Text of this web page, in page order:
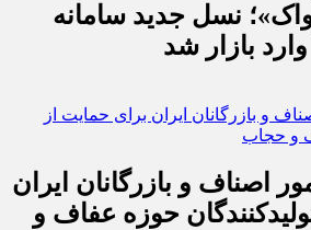
نسل جدید سامانه
اصناف و بازرگانان ایران
حوزه عفاف و